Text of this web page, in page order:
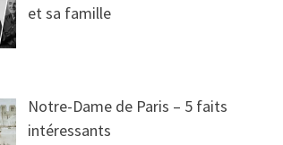
et sa famille
Notre-Dame de Paris – 5 faits
intéressants